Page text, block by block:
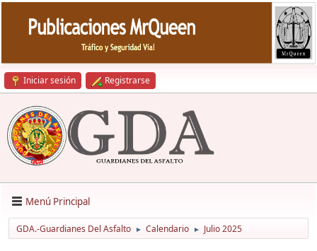
Iniciar sesión Registrarse
Menú Principal
GDA.-Guardianes Del Asfalto ► Calendario ► Julio 2025